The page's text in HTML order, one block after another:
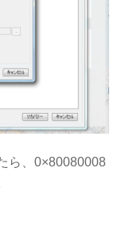
ら、0×80080008